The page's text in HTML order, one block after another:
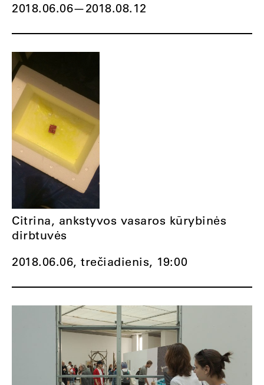
2018.06.06—2018.08.12
2018.06.06, trečiadienis, 19:00
Citrina, ankstyvos vasaros kūrybinės
dirbtuvės